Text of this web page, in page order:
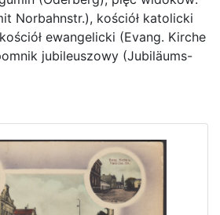
Norbahnstr.), kościół katolicki
ewangelicki (Evang. Kirche
jubileuszowy (Jubiläums-